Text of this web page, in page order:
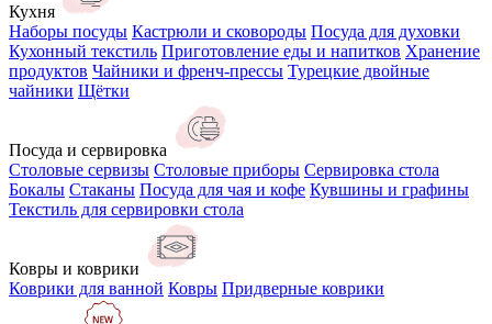
Кухня
Наборы посуды Кастрюли и сковороды Посуда для духовки
Кухонный текстиль Приготовление еды и напитков Хранение
продуктов Чайники и френч-прессы Турецкие двойные
чайники Щётки
Посуда и сервировка
Столовые сервизы Столовые приборы Сервировка стола
Бокалы Стаканы Посуда для чая и кофе Кувшины и графины
Текстиль для сервировки стола
Ковры и коврики
Коврики для ванной Ковры Придверные коврики